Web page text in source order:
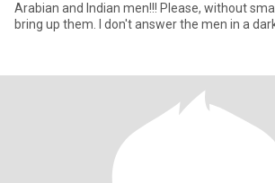
Arabian and Indian men!!! Please, without
bring up them. I don't answer the men in a